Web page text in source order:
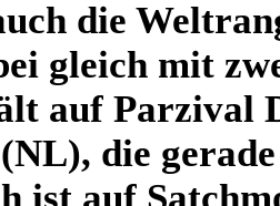
die
gleich mit
auf Parzival
die